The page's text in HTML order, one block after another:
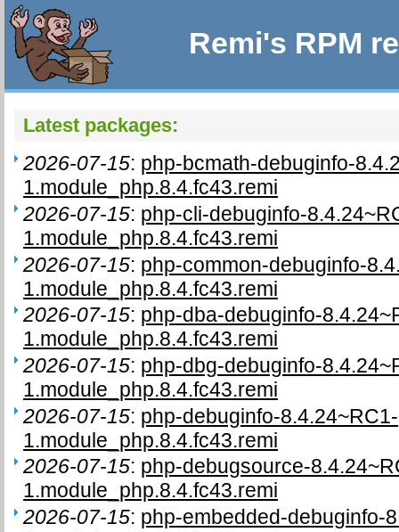
Remi's RPM
Latest packages:
2026-07-15: php-bcmath-debuginfo-
1.module_php.8.4.fc43.remi
2026-07-15: php-cli-debuginfo-
1.module_php.8.4.fc43.remi
2026-07-15: php-common-debuginfo-
1.module_php.8.4.fc43.remi
2026-07-15: php-dba-debuginfo-
1.module_php.8.4.fc43.remi
2026-07-15: php-dbg-debuginfo-
1.module_php.8.4.fc43.remi
2026-07-15: php-debuginfo-8.4.24~RC1-
1.module_php.8.4.fc43.remi
2026-07-15: php-debugsource-
1.module_php.8.4.fc43.remi
2026-07-15: php-embedded-debuginfo-